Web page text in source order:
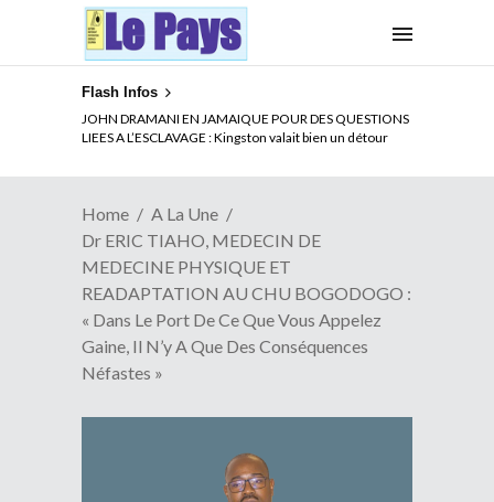
Flash Infos
JOHN DRAMANI EN JAMAIQUE POUR DES QUESTIONS
LIEES A L’ESCLAVAGE : Kingston valait bien un détour
Home
A La Une
Dr ERIC TIAHO, MEDECIN DE
MEDECINE PHYSIQUE ET
READAPTATION AU CHU BOGODOGO :
« Dans Le Port De Ce Que Vous Appelez
Gaine, Il N’y A Que Des Conséquences
Néfastes »